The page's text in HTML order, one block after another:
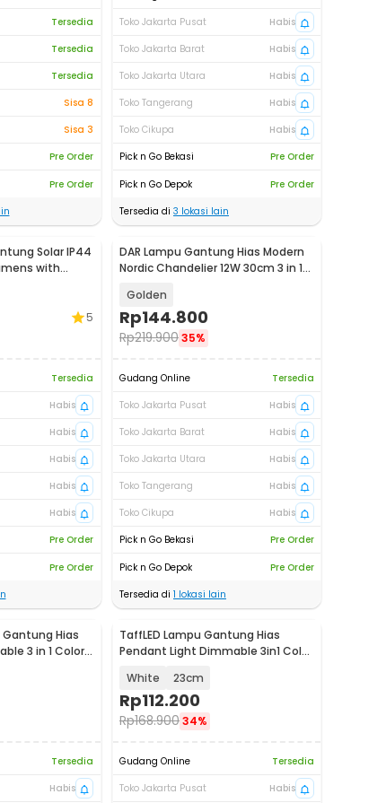
Tersedia
Tersedia
Tersedia
Sisa 8
Sisa 3
Pre Order
Pre Order
Toko Jakarta Pusat
Habis
Toko Jakarta Barat
Habis
Toko Jakarta Utara
Habis
Toko Tangerang
Habis
Toko Cikupa
Habis
Pick n Go Bekasi
Pre Order
Pick n Go Depok
Pre Order
Tersedia di 3 lokasi lain
Solar IP44
with
5
Tersedia
Habis
Habis
Habis
Habis
Habis
Pre Order
Pre Order
DAR Lampu Gantung Hias Modern
Nordic Chandelier 12W 30cm 3 in 1
Golden
Rp144.800
Rp219.90035%
Gudang Online
Tersedia
Toko Jakarta Pusat
Habis
Toko Jakarta Barat
Habis
Toko Jakarta Utara
Habis
Toko Tangerang
Habis
Toko Cikupa
Habis
Pick n Go Bekasi
Pre Order
Pick n Go Depok
Pre Order
Tersedia di 1 lokasi lain
Gantung Hias
3 in 1 Color -
Tersedia
Habis
TaffLED Lampu Gantung Hias
Pendant Light Dimmable 3in1 Color
White 23cm
Rp112.200
Rp168.90034%
Gudang Online
Tersedia
Toko Jakarta Pusat
Habis